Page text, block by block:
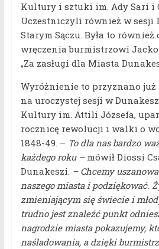
Kultury i sztuki im. Ady Sari i
Uczestniczyli również w sesji
Starym Sączu. Była to również
wręczenia burmistrzowi
„Za zasługi dla Miasta
Wyróżnienie to przyznano już
na uroczystej sesji w
Kultury im. Attili Józsefa,
rocznicę rewolucji i walki o
1848-49. – To dla nas bardzo
każdego roku – mówił Diossi
Dunakeszi.– Chcemy
naszego miasta i podziękować.
zmieniającym się świecie i
trudno jest znaleźć punkt
nagrodzie miasta pokazujemy,
naśladowania, a dzięki